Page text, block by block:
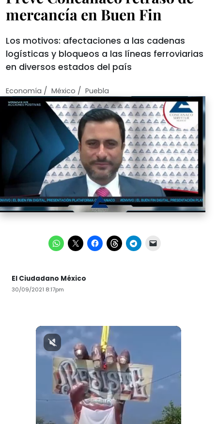
mercancía en Buen Fin
Los motivos: afectaciones a las cadenas
logísticas y bloqueos a las líneas ferroviarias
en diversos estados del país
Economí­a / México / Puebla
El Ciudadano México
30/09/2021 8:17pm